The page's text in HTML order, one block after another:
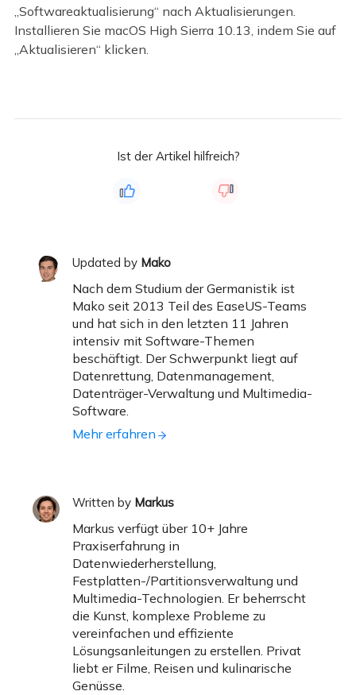
„Softwareaktualisierung“ nach Aktualisierungen.
Installieren Sie macOS High Sierra 10.13, indem Sie auf
„Aktualisieren“ klicken.
Ist der Artikel hilfreich?
Updated by Mako
Nach dem Studium der Germanistik ist
Mako seit 2013 Teil des EaseUS-Teams
und hat sich in den letzten 11 Jahren
intensiv mit Software-Themen
beschäftigt. Der Schwerpunkt liegt auf
Datenrettung, Datenmanagement,
Datenträger-Verwaltung und Multimedia-
Software.
Mehr erfahren
Written by Markus
Markus verfügt über 10+ Jahre
Praxiserfahrung in
Datenwiederherstellung,
Festplatten-/Partitionsverwaltung und
Multimedia-Technologien. Er beherrscht
die Kunst, komplexe Probleme zu
vereinfachen und effiziente
Lösungsanleitungen zu erstellen. Privat
liebt er Filme, Reisen und kulinarische
Genüsse.